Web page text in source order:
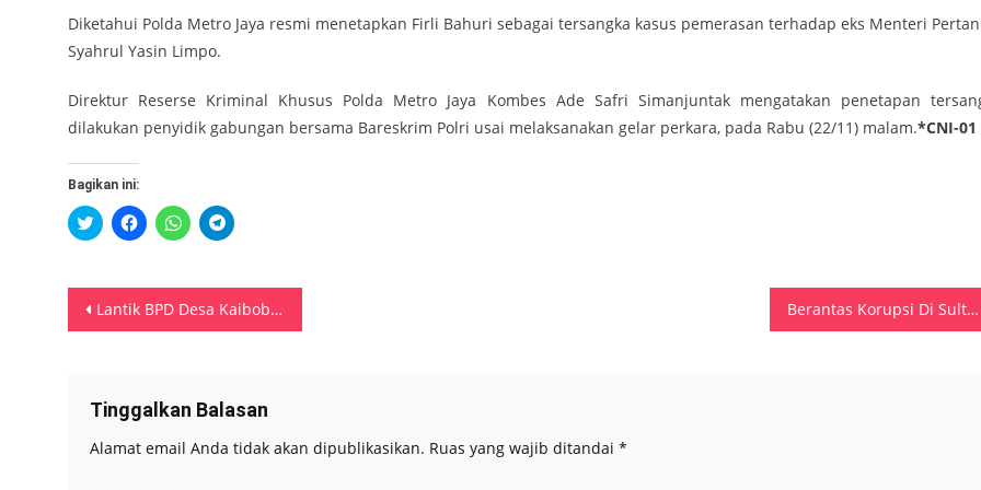
Diketahui Polda Metro Jaya resmi menetapkan Firli Bahuri sebagai tersangka kasus pemerasan terhadap eks Menteri
Syahrul Yasin Limpo.
Direktur Reserse Kriminal Khusus Polda Metro Jaya Kombes Ade Safri Simanjuntak mengatakan penetapan
dilakukan penyidik gabungan bersama Bareskrim Polri usai melaksanakan gelar perkara, pada Rabu (22/11) malam.*CNI-01
Bagikan ini:
Klik
untuk
di
jendela
yang
baru)
Klik
untuk
di
jendela
yang
baru)
Klik
untuk
di
jendela
yang
baru)
Klik
untuk
di
jendela
yang
baru)
Navigasi
Lantik BPD Desa Kaibobu, Pj Bupati SBB Tegaskan Fungsi dan Kemitraan Berantas Korupsi Di Sulteng, Komjen Pol (Purn) Andap Budhi Revianto Gagas Program “Jumat Bersepeda KK”
Tinggalkan Balasan
Alamat email Anda tidak akan dipublikasikan. Ruas yang wajib ditandai *